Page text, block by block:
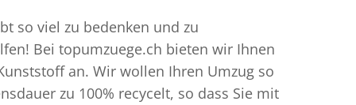
so viel zu bedenken und zu
Bei topumzuege.ch bieten wir Ihnen
an. Wir wollen Ihren Umzug so
zu 100% recycelt, so dass Sie mit